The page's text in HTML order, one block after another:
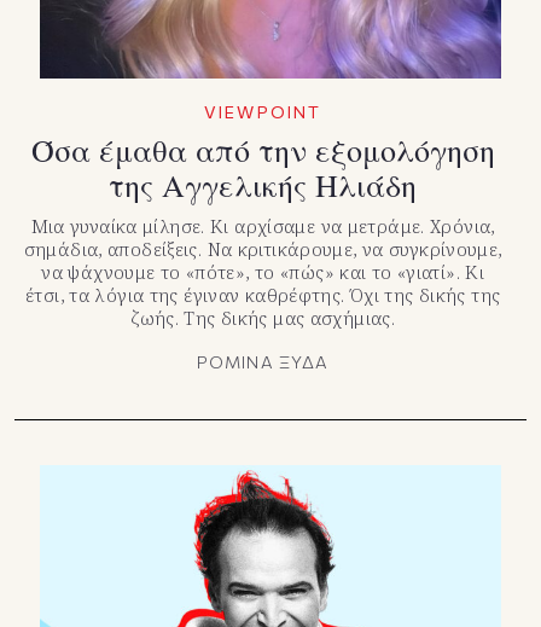
VIEWPOINT
Όσα έμαθα από την εξομολόγηση
της Αγγελικής Ηλιάδη
Μια γυναίκα μίλησε. Κι αρχίσαμε να μετράμε. Χρόνια,
σημάδια, αποδείξεις. Να κριτικάρουμε, να συγκρίνουμε,
να ψάχνουμε το «πότε», το «πώς» και το «γιατί». Κι
έτσι, τα λόγια της έγιναν καθρέφτης. Όχι της δικής της
ζωής. Της δικής μας ασχήμιας.
ΡΟΜΙΝΑ ΞΥΔΑ